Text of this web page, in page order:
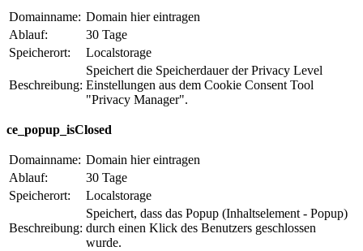
Domainname: Domain hier eintragen
Ablauf:
30 Tage
Speicherort:
Localstorage
Beschreibung:
Speichert die Speicherdauer der Privacy Level
Einstellungen aus dem Cookie Consent Tool
"Privacy Manager".
ce_popup_isClosed
Domainname: Domain hier eintragen
Ablauf:
30 Tage
Speicherort:
Localstorage
Beschreibung:
Speichert, dass das Popup (Inhaltselement - Popup)
durch einen Klick des Benutzers geschlossen
wurde.